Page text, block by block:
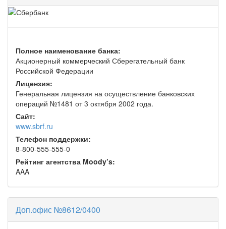
Полное наименование банка:
Акционерный коммерческий Сберегательный банк
Российской Федерации
Лицензия:
Генеральная лицензия на осуществление банковских
операций №1481 от 3 октября 2002 года.
Сайт:
www.sbrf.ru
Телефон поддержки:
8-800-555-555-0
Рейтинг агентства Moody’s:
AAA
Доп.офис №8612/0400